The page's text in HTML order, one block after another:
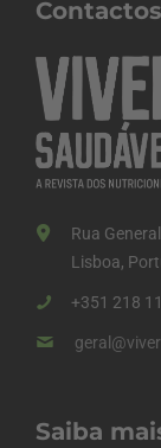
Contactos
Rua
Lisboa,
+351 218
Saiba